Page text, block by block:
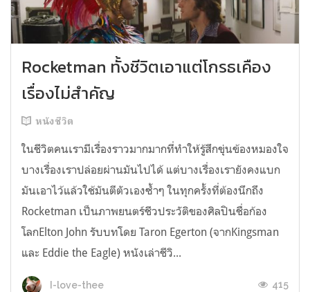
Rocketman ทั้งชีวิตเอาแต่โกรธเคือง
เรื่องไม่สำคัญ
หนังชีวิต
ในชีวิตคนเรามีเรื่องราวมากมากที่ทำให้รู้สึกขุ่นข้องหมองใจ
บางเรื่องเราปล่อยผ่านมันไปได้ แต่บางเรื่องเรายังคงแบก
มันเอาไว้แล้วใช้มันตีตัวเองซ้ำๆ ในทุกครั้งที่ต้องนึกถึง
Rocketman เป็นภาพยนตร์ชีวประวัติของศิลปินชื่อก้อง
โลกElton John รับบทโดย Taron Egerton (จากKingsman
และ Eddie the Eagle) หนังเล่าชีวิ...
I-love-thee 415